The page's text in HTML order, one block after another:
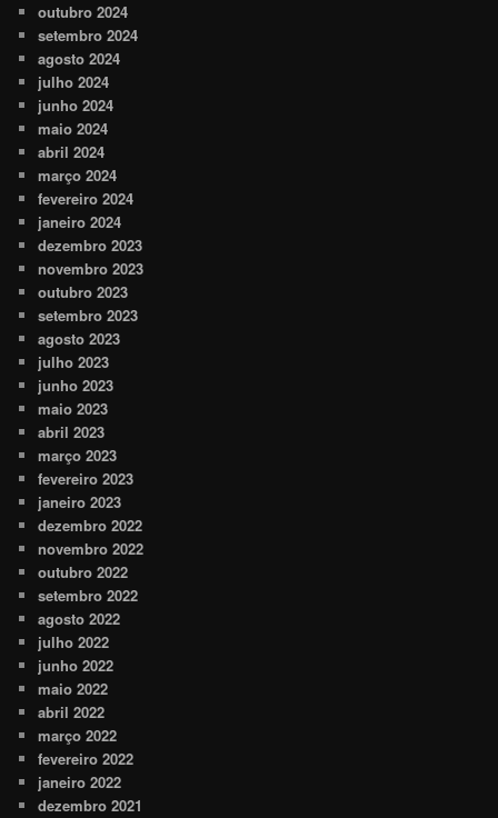
outubro 2024
setembro 2024
agosto 2024
julho 2024
junho 2024
maio 2024
abril 2024
março 2024
fevereiro 2024
janeiro 2024
dezembro 2023
novembro 2023
outubro 2023
setembro 2023
agosto 2023
julho 2023
junho 2023
maio 2023
abril 2023
março 2023
fevereiro 2023
janeiro 2023
dezembro 2022
novembro 2022
outubro 2022
setembro 2022
agosto 2022
julho 2022
junho 2022
maio 2022
abril 2022
março 2022
fevereiro 2022
janeiro 2022
dezembro 2021